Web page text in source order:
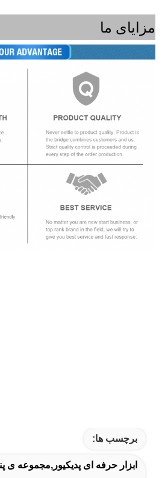
مزایای ما
برچسب ها:
ابزار حرفه ای پدیکیور,مجموعه